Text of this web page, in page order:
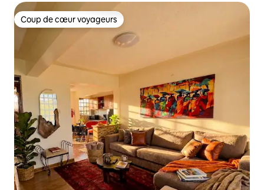
Coup de cœur voyageurs
Coup de cœur voyageurs